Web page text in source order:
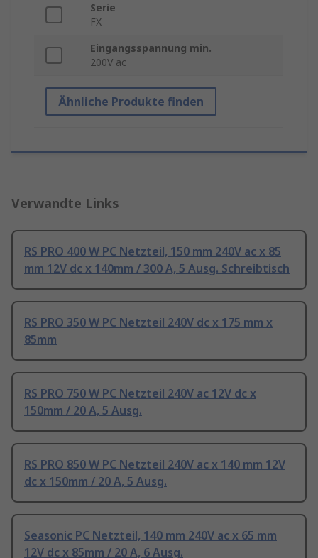
Serie
FX
Eingangsspannung min.
200V ac
Ähnliche Produkte finden
Verwandte Links
RS PRO 400 W PC Netzteil, 150 mm 240V ac x 85
mm 12V dc x 140mm / 300 A, 5 Ausg. Schreibtisch
RS PRO 350 W PC Netzteil 240V dc x 175 mm x
85mm
RS PRO 750 W PC Netzteil 240V ac 12V dc x
150mm / 20 A, 5 Ausg.
RS PRO 850 W PC Netzteil 240V ac x 140 mm 12V
dc x 150mm / 20 A, 5 Ausg.
Seasonic PC Netzteil, 140 mm 240V ac x 65 mm
12V dc x 85mm / 20 A, 6 Ausg.